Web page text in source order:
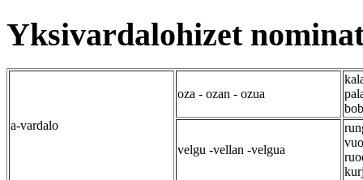
Yksivardalohizet
a-vardalo
oza - ozan - ozua
velgu -vellan -velgua